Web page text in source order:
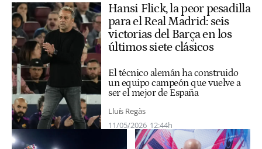
Hansi Flick, la peor pesadilla
para el Real Madrid: seis
victorias del Barça en los
últimos siete clásicos
El técnico alemán ha construido
un equipo campeón que vuelve a
ser el mejor de España
Lluís Regàs
11/05/2026 12:44h